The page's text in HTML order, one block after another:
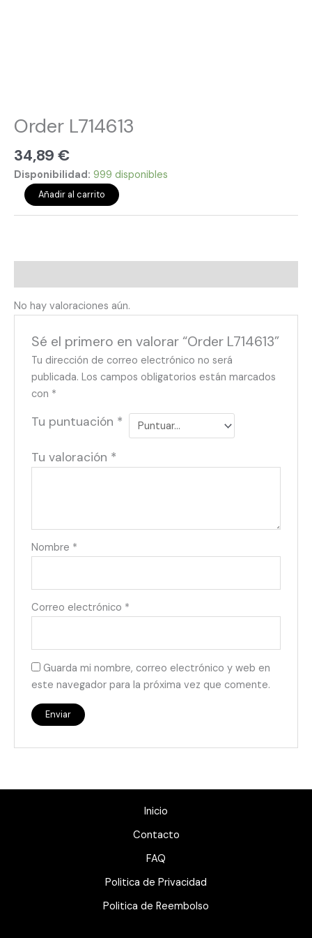
Order L714613
34,89 €
Disponibilidad: 999 disponibles
Añadir al carrito
No hay valoraciones aún.
Sé el primero en valorar “Order L714613”
Tu dirección de correo electrónico no será
publicada. Los campos obligatorios están marcados
con *
Tu puntuación *
Tu valoración *
Nombre *
Correo electrónico *
Guarda mi nombre, correo electrónico y web en
este navegador para la próxima vez que comente.
Inicio
Contacto
FAQ
Politica de Privacidad
Politica de Reembolso